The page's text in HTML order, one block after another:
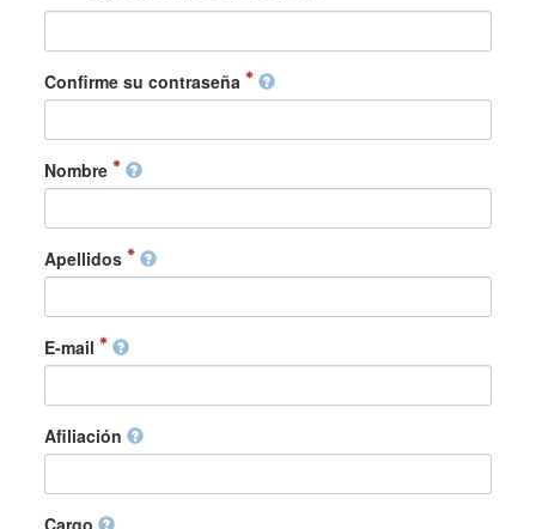
Confirme su contraseña
Nombre
Apellidos
E-mail
Afiliación
Cargo